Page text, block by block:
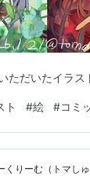
ただいたイラス
ト #絵 #コミ
くりーむ（トマし